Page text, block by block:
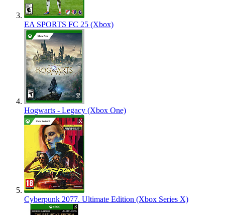
EA SPORTS FC 25 (Xbox)
Hogwarts - Legacy (Xbox One)
Cyberpunk 2077. Ultimate Edition (Xbox Series X)